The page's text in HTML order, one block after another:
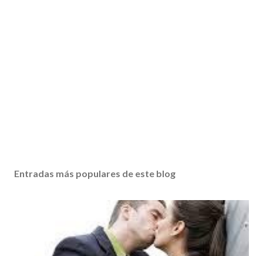
Entradas más populares de este blog